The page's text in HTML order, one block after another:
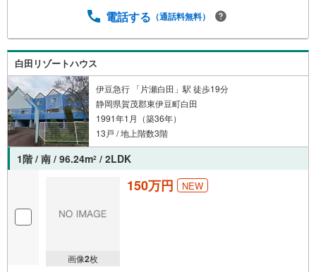
電話する （通話料無料）
白田リゾートハウス
伊豆急行 「片瀬白田」駅 徒歩19分
静岡県賀茂郡東伊豆町白田
1991年1月（築36年）
13戸 / 地上階数3階
1階 / 南 / 96.24m2 / 2LDK
画像2枚
150万円 NEW